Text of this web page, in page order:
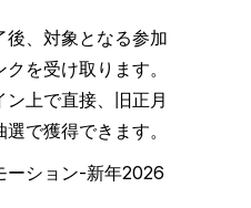
後、対象となる参加
を受け取ります。
上で直接、旧正月
で獲得できます。